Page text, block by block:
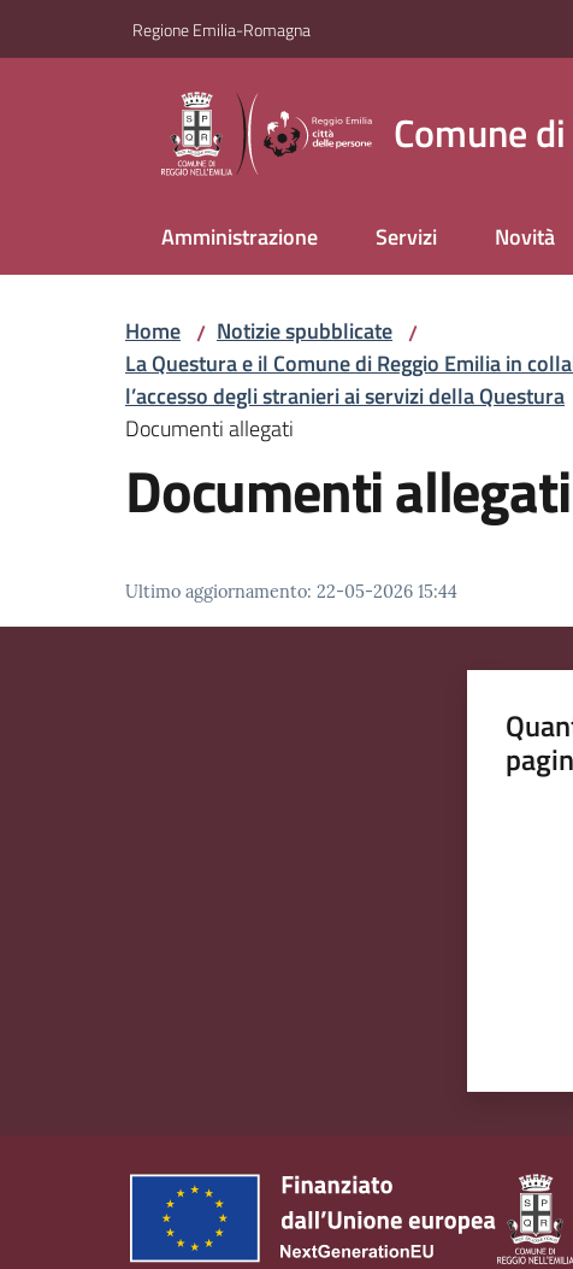
Regione Emilia-Romagna
Comune
Amministrazione Servizi Novità
Home / Notizie spubblicate /
La Questura e il Comune di Reggio Emilia in
l’accesso degli stranieri ai servizi della Questura
Documenti allegati
Documenti allegati
Ultimo aggiornamento: 22-05-2026 15:44